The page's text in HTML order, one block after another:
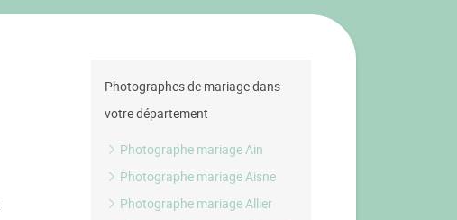
Photographes de mariage dans
votre département
Photographe mariage Ain
Photographe mariage Aisne
Photographe mariage Allier